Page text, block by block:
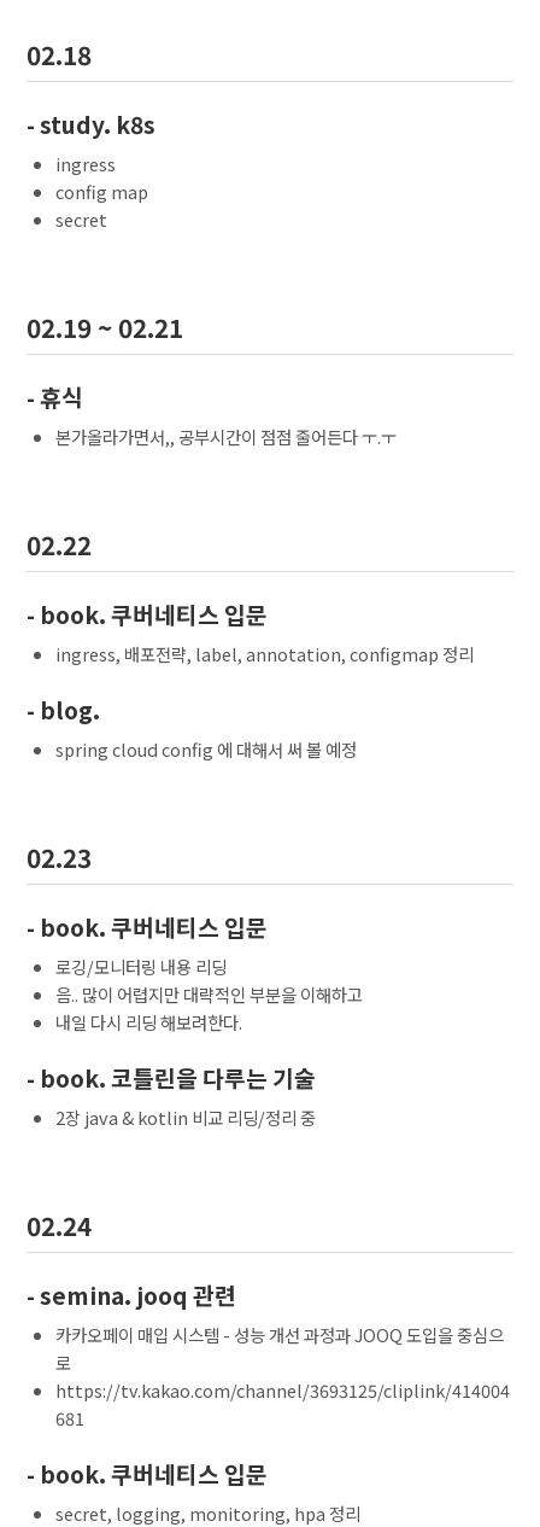
02.18
- study. k8s
ingress
config map
secret
02.19 ~ 02.21
- 휴식
본가올라가면서,, 공부시간이 점점 줄어든다 ㅜ.ㅜ
02.22
- book. 쿠버네티스 입문
ingress, 배포전략, label, annotation, configmap 정리
- blog.
spring cloud config 에 대해서 써 볼 예정
02.23
- book. 쿠버네티스 입문
로깅/모니터링 내용 리딩
음.. 많이 어렵지만 대략적인 부분을 이해하고
내일 다시 리딩 해보려한다.
- book. 코틀린을 다루는 기술
2장 java & kotlin 비교 리딩/정리 중
02.24
- semina. jooq 관련
카카오페이 매입 시스템 - 성능 개선 과정과 JOOQ 도입을 중심으
로
https://tv.kakao.com/channel/3693125/cliplink/414004
681
- book. 쿠버네티스 입문
secret, logging, monitoring, hpa 정리